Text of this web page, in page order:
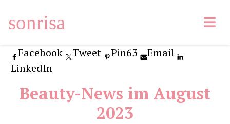
sonrisa
Facebook Tweet Pin63
Email
LinkedIn
Beauty-News im August
2023